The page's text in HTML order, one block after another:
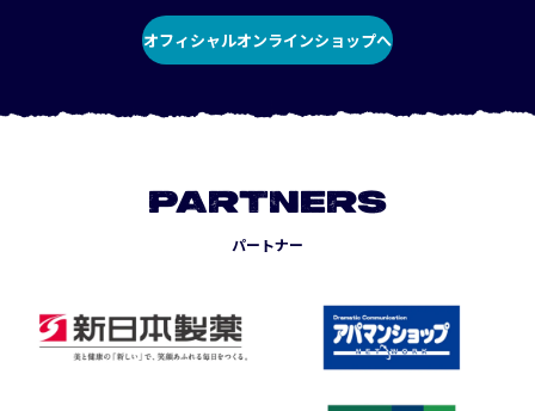
オフィシャルオンラインショップへ
PARTNERS
パートナー